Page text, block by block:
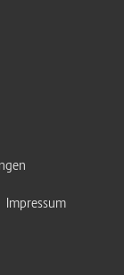
Impressum